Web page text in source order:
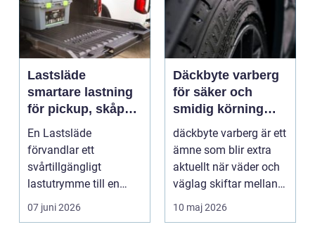
Lastsläde
smartare lastning
för pickup, skåpbil
och personbil
En Lastsläde
förvandlar ett
svårtillgängligt
lastutrymme till en
lättjobbad yta. Genom
att dra ut la...
07 juni 2026
Däckbyte varberg
för säker och
smidig körning
Året runt
däckbyte varberg är ett
ämne som blir extra
aktuellt när väder och
väglag skiftar mellan
sommar och ...
10 maj 2026